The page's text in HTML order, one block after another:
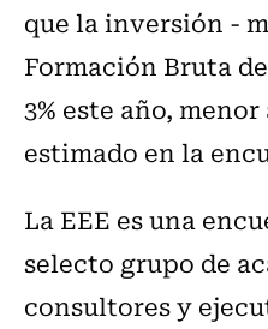
que la inversión -
Formación Bruta
3% este año, menor
estimado en la
La EEE es una
selecto grupo de
consultores y